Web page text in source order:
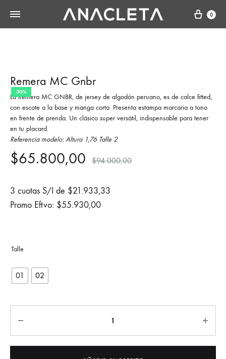
Cart
0
30%
Remera MC Gnbr
La Remera MC GNBR, de jersey de algodón peruano, es de calce fitted,
con escote a la base y manga corta. Presenta estampa marcaria a tono
en frente de prenda. Un clásico super versátil, indispensable para tener
en tu placard.
Referencia modelo: Altura 1,76 Talle 2
$65.800,00 $94.000,00
3 cuotas S/I de $21.933,33
Promo Eftvo: $55.930,00
01 02